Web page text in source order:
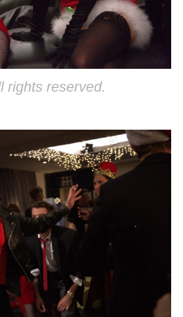
rights reserved.